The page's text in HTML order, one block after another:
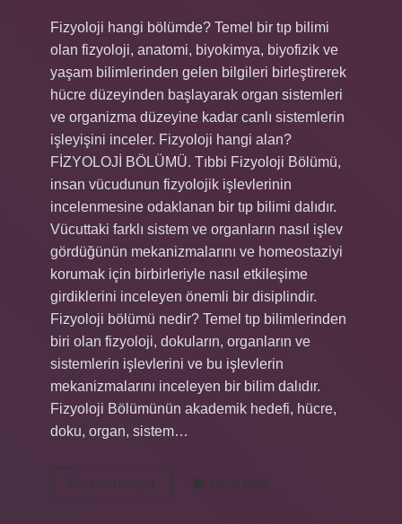
Fizyoloji hangi bölümde? Temel bir tıp bilimi
olan fizyoloji, anatomi, biyokimya, biyofizik ve
yaşam bilimlerinden gelen bilgileri birleştirerek
hücre düzeyinden başlayarak organ sistemleri
ve organizma düzeyine kadar canlı sistemlerin
işleyişini inceler. Fizyoloji hangi alan?
FİZYOLOJİ BÖLÜMÜ. Tıbbi Fizyoloji Bölümü,
insan vücudunun fizyolojik işlevlerinin
incelenmesine odaklanan bir tıp bilimi dalıdır.
Vücuttaki farklı sistem ve organların nasıl işlev
gördüğünün mekanizmalarını ve homeostaziyi
korumak için birbirleriyle nasıl etkileşime
girdiklerini inceleyen önemli bir disiplindir.
Fizyoloji bölümü nedir? Temel tıp bilimlerinden
biri olan fizyoloji, dokuların, organların ve
sistemlerin işlevlerini ve bu işlevlerin
mekanizmalarını inceleyen bir bilim dalıdır.
Fizyoloji Bölümünün akademik hedefi, hücre,
doku, organ, sistem…
Devamını okuyun
Fizyoloji
Hangi
Yorum Bırak